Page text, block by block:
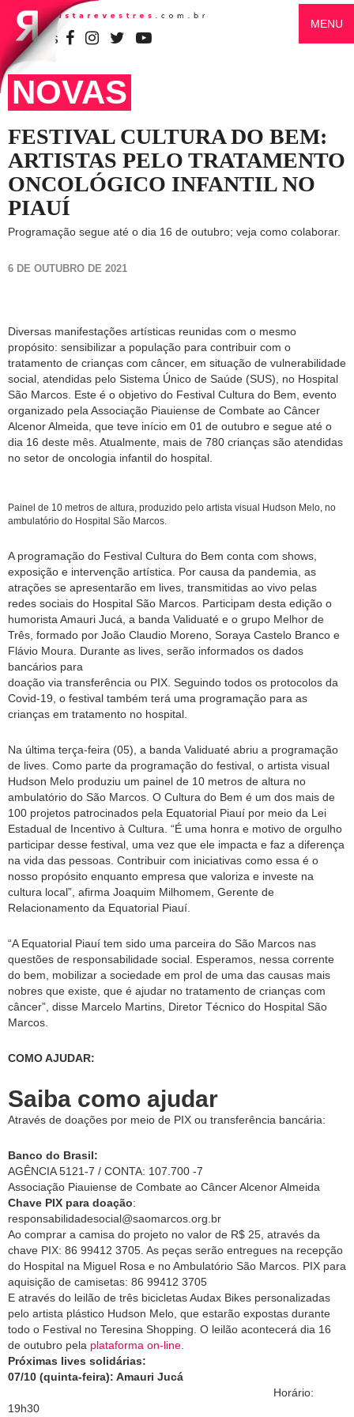
SIGA-NOS
MENU
NOVAS
FESTIVAL CULTURA DO BEM:
ARTISTAS PELO TRATAMENTO
ONCOLÓGICO INFANTIL NO
PIAUÍ
Programação segue até o dia 16 de outubro; veja como colaborar.
6 DE OUTUBRO DE 2021
Diversas manifestações artísticas reunidas com o mesmo
propósito: sensibilizar a população para contribuir com o
tratamento de crianças com câncer, em situação de vulnerabilidade
social, atendidas pelo Sistema Único de Saúde (SUS), no Hospital
São Marcos. Este é o objetivo do Festival Cultura do Bem, evento
organizado pela Associação Piauiense de Combate ao Câncer
Alcenor Almeida, que teve início em 01 de outubro e segue até o
dia 16 deste mês. Atualmente, mais de 780 crianças são atendidas
no setor de oncologia infantil do hospital.
Painel de 10 metros de altura, produzido pelo artista visual Hudson Melo, no
ambulatório do Hospital São Marcos.
A programação do Festival Cultura do Bem conta com shows,
exposição e intervenção artística. Por causa da pandemia, as
atrações se apresentarão em lives, transmitidas ao vivo pelas
redes sociais do Hospital São Marcos. Participam desta edição o
humorista Amauri Jucá, a banda Validuaté e o grupo Melhor de
Três, formado por João Claudio Moreno, Soraya Castelo Branco e
Flávio Moura. Durante as lives, serão informados os dados
bancários para
doação via transferência ou PIX. Seguindo todos os protocolos da
Covid-19, o festival também terá uma programação para as
crianças em tratamento no hospital.
Na última terça-feira (05), a banda Validuaté abriu a programação
de lives. Como parte da programação do festival, o artista visual
Hudson Melo produziu um painel de 10 metros de altura no
ambulatório do São Marcos. O Cultura do Bem é um dos mais de
100 projetos patrocinados pela Equatorial Piauí por meio da Lei
Estadual de Incentivo à Cultura. “É uma honra e motivo de orgulho
participar desse festival, uma vez que ele impacta e faz a diferença
na vida das pessoas. Contribuir com iniciativas como essa é o
nosso propósito enquanto empresa que valoriza e investe na
cultura local”, afirma Joaquim Milhomem, Gerente de
Relacionamento da Equatorial Piauí.
“A Equatorial Piauí tem sido uma parceira do São Marcos nas
questões de responsabilidade social. Esperamos, nessa corrente
do bem, mobilizar a sociedade em prol de uma das causas mais
nobres que existe, que é ajudar no tratamento de crianças com
câncer”, disse Marcelo Martins, Diretor Técnico do Hospital São
Marcos.
COMO AJUDAR:
Saiba como ajudar
Através de doações por meio de PIX ou transferência bancária:
Banco do Brasil:
AGÊNCIA 5121-7 / CONTA: 107.700 -7
Associação Piauiense de Combate ao Câncer Alcenor Almeida
Chave PIX para doação:
responsabilidadesocial@saomarcos.org.br
Ao comprar a camisa do projeto no valor de R$ 25, através da
chave PIX: 86 99412 3705. As peças serão entregues na recepção
do Hospital na Miguel Rosa e no Ambulatório São Marcos. PIX para
aquisição de camisetas: 86 99412 3705
E através do leilão de três bicicletas Audax Bikes personalizadas
pelo artista plástico Hudson Melo, que estarão expostas durante
todo o Festival no Teresina Shopping. O leilão acontecerá dia 16
de outubro pela plataforma on-line
Próximas lives solidárias:
07/10 (quinta-feira): Amauri Jucá
Horário:
19h30